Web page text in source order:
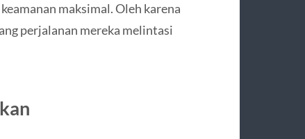
maksimal. Oleh karena
perjalanan mereka melintasi